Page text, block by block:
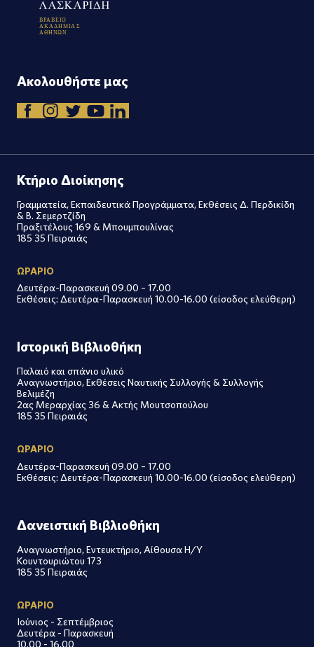
ΒΡΑΒΕΙΟ
ΑΚΑΔΗΜΙΑ Σ
ΑΘΗΝΩΝ
Ακολουθήστε μας
Κτήριο Διοίκησης
Γραμματεία, Εκπαιδευτικά Προγράμματα, Εκθέσεις Δ. Περδικίδη
& Β. Σεμερτζίδη
Πραξιτέλους 169 & Μπουμπουλίνας
185 35 Πειραιάς
ΩΡΑΡΙΟ
Δευτέρα-Παρασκευή 09.00 – 17.00
Εκθέσεις: Δευτέρα-Παρασκευή 10.00-16.00 (είσοδος ελεύθερη)
Ιστορική Βιβλιοθήκη
Παλαιό και σπάνιο υλικό
Αναγνωστήριο, Εκθέσεις Ναυτικής Συλλογής & Συλλογής
Βελιμέζη
2ας Μεραρχίας 36 & Ακτής Μουτσοπούλου
185 35 Πειραιάς
ΩΡΑΡΙΟ
Δευτέρα-Παρασκευή 09.00 – 17.00
Εκθέσεις: Δευτέρα-Παρασκευή 10.00-16.00 (είσοδος ελεύθερη)
Δανειστική Βιβλιοθήκη
Αναγνωστήριο, Εντευκτήριο, Αίθουσα Η/Υ
Κουντουριώτου 173
185 35 Πειραιάς
ΩΡΑΡΙΟ
Ιούνιος - Σεπτέμβριος
Δευτέρα - Παρασκευή
10.00 - 16.00